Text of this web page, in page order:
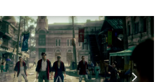
な形から解き明かしていく、硬派で骨太な評論連載
ムが変えた日本語
値」「裏技」「ラスボス」… ゲームにまつわる言葉
や用法の変遷を、コンピューター文化史研究家・タ
P氏が徹底調査。